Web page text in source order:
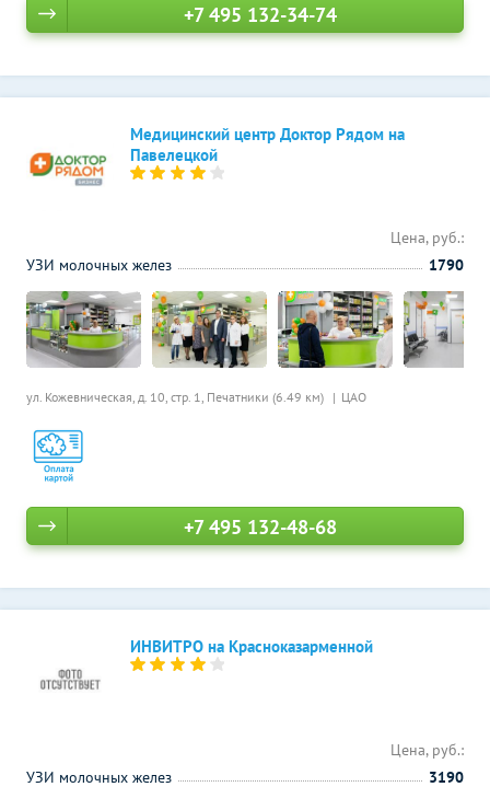
+7 495 132-34-74
Медицинский центр Доктор Рядом на
Павелецкой
ул. Кожевническая, д. 10, стр. 1, Печатники (6.49 км) ЦАО
Цена, руб.:
УЗИ молочных желез
1790
+7 495 132-48-68
ИНВИТРО на Красноказарменной
Цена, руб.:
УЗИ молочных желез
3190